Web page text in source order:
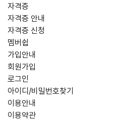
자격증
자격증 안내
자격증 신청
멤버쉽
가입안내
회원가입
로그인
아이디/비밀번호찾기
이용안내
이용약관